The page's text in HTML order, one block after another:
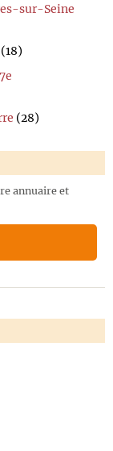
sur-Seine
(18)
(28)
annuaire et